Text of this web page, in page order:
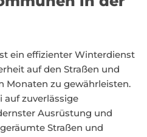
ein effizienter Winterdienst
auf den Straßen und
Monaten zu gewährleisten.
auf zuverlässige
Ausrüstung und
Straßen und